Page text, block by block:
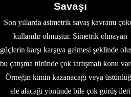
Savaşı
Son yıllarda asimetrik savaş kavramı
kullanılır olmuştur. Simetrik olmayan
güçlerin karşı karşıya gelmesi şeklinde
bu çatışma türünde çok tartışmalı konu
Örneğin kimin kazanacağı veya
ele alacağı yönünde bile çok görüş ileri